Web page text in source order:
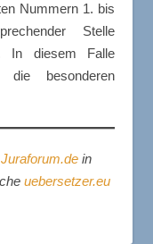
Nummern 1. bis
Stelle
In diesem Falle
besonderen
Juraforum.de in
uebersetzer.eu